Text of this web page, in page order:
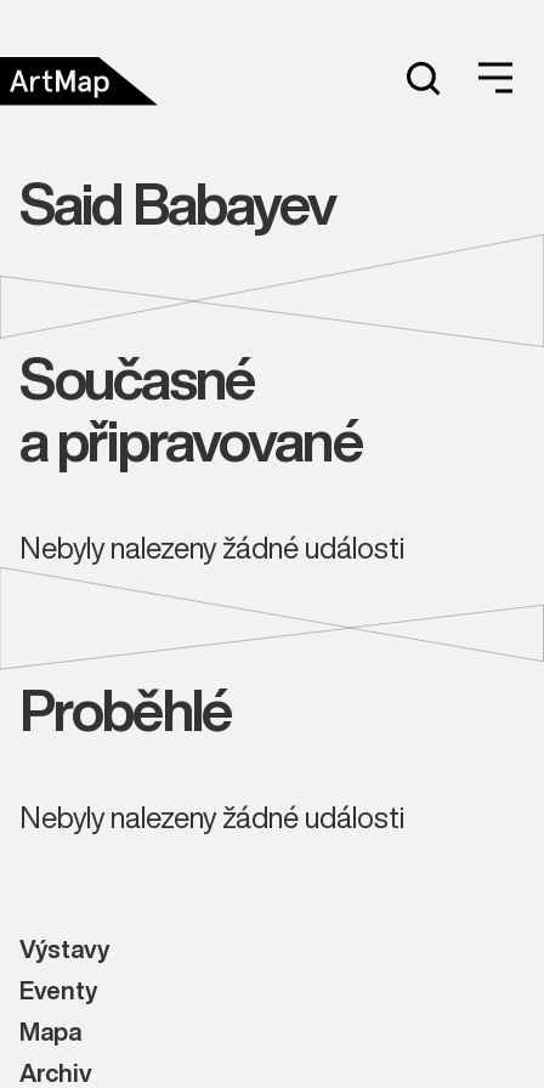
Said Babayev
Současné
a připravované
Nebyly nalezeny žádné události
Proběhlé
Nebyly nalezeny žádné události
Výstavy
Eventy
Mapa
Archiv